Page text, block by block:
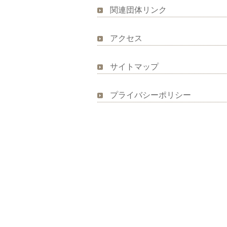
関連団体リンク
アクセス
サイトマップ
プライバシーポリシー